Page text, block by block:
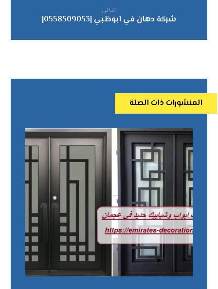
التالي
شركة دهان في ابوظبي |0558509053|
المنشورات ذات الصلة